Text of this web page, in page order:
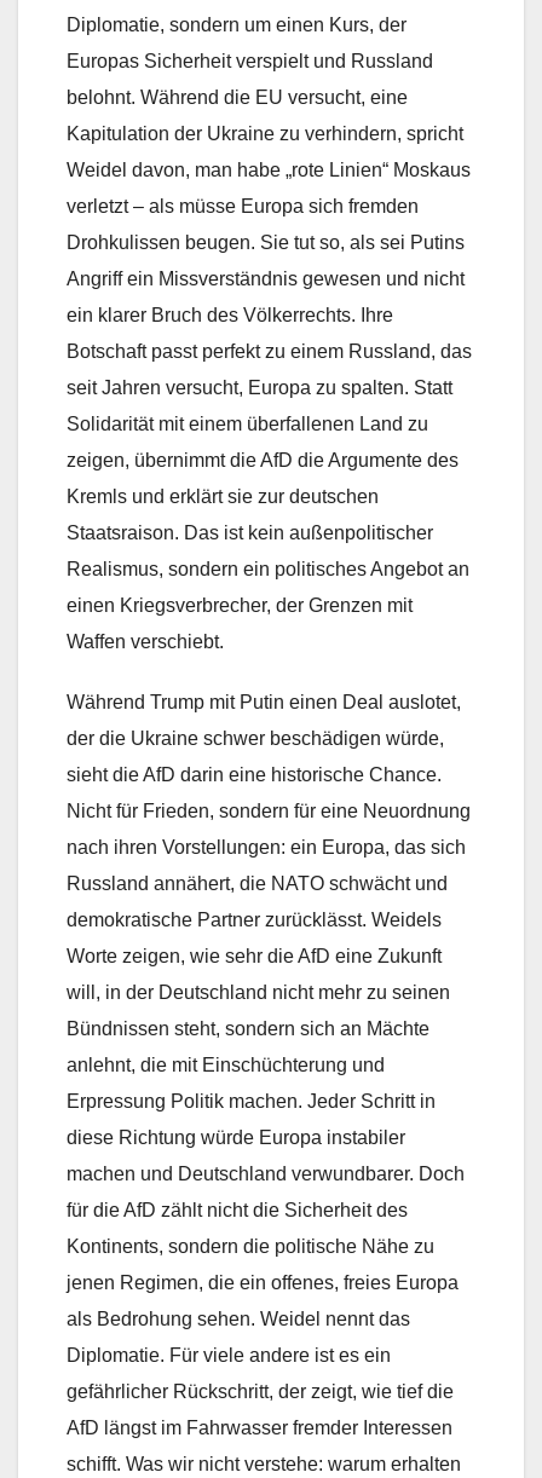
Diplomatie, sondern um einen Kurs, der
Europas Sicherheit verspielt und Russland
belohnt. Während die EU versucht, eine
Kapitulation der Ukraine zu verhindern, spricht
Weidel davon, man habe „rote Linien“ Moskaus
verletzt – als müsse Europa sich fremden
Drohkulissen beugen. Sie tut so, als sei Putins
Angriff ein Missverständnis gewesen und nicht
ein klarer Bruch des Völkerrechts. Ihre
Botschaft passt perfekt zu einem Russland, das
seit Jahren versucht, Europa zu spalten. Statt
Solidarität mit einem überfallenen Land zu
zeigen, übernimmt die AfD die Argumente des
Kremls und erklärt sie zur deutschen
Staatsraison. Das ist kein außenpolitischer
Realismus, sondern ein politisches Angebot an
einen Kriegsverbrecher, der Grenzen mit
Waffen verschiebt.
Während Trump mit Putin einen Deal auslotet,
der die Ukraine schwer beschädigen würde,
sieht die AfD darin eine historische Chance.
Nicht für Frieden, sondern für eine Neuordnung
nach ihren Vorstellungen: ein Europa, das sich
Russland annähert, die NATO schwächt und
demokratische Partner zurücklässt. Weidels
Worte zeigen, wie sehr die AfD eine Zukunft
will, in der Deutschland nicht mehr zu seinen
Bündnissen steht, sondern sich an Mächte
anlehnt, die mit Einschüchterung und
Erpressung Politik machen. Jeder Schritt in
diese Richtung würde Europa instabiler
machen und Deutschland verwundbarer. Doch
für die AfD zählt nicht die Sicherheit des
Kontinents, sondern die politische Nähe zu
jenen Regimen, die ein offenes, freies Europa
als Bedrohung sehen. Weidel nennt das
Diplomatie. Für viele andere ist es ein
gefährlicher Rückschritt, der zeigt, wie tief die
AfD längst im Fahrwasser fremder Interessen
schifft. Was wir nicht verstehe: warum erhalten